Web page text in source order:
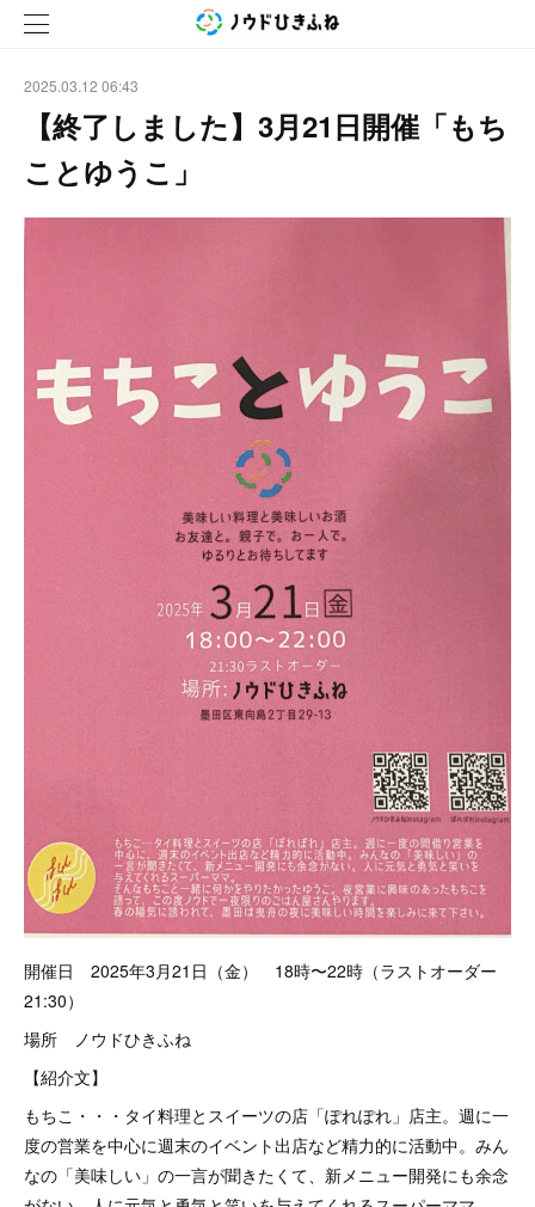
2025.03.12 06:43
【終了しました】3月21日開催「もち
ことゆうこ」
開催日 2025年3月21日（金） 18時〜22時（ラストオーダー
21:30）
場所 ノウドひきふね
【紹介文】
もちこ・・・タイ料理とスイーツの店「ぽれぽれ」店主。週に一
度の営業を中心に週末のイベント出店など精力的に活動中。みん
なの「美味しい」の一言が聞きたくて、新メニュー開発にも余念